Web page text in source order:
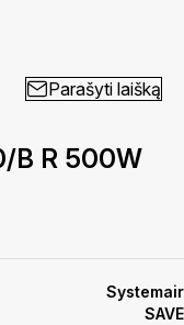
Parašyti laišką
B R 500W
Systemair
SAVE